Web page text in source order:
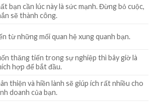
bạn cần lúc này là sức mạnh. Đừng bỏ cuộc,
sẽ thành công.
từ những mối quan hệ xung quanh bạn.
thăng tiến trong sự nghiệp thì bây giờ là
hợp để bắt đầu.
thiện và hiền lành sẽ giúp ích rất nhiều cho
doanh của bạn.